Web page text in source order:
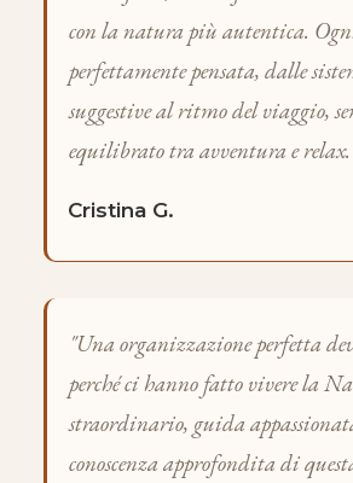
con la natura più autentica.
perfettamente pensata, dalle
suggestive al ritmo del viaggio,
equilibrato tra avventura e
Cristina G.
"Una organizzazione perfetta
perché ci hanno fatto vivere la
straordinario, guida
conoscenza approfondita di questa